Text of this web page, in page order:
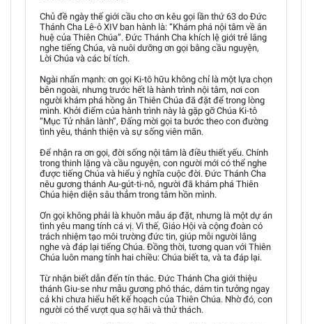
Chủ đề ngày thế giới cầu cho ơn kêu gọi lần thứ 63 do Đức
Thánh Cha Lê-ô XIV ban hành là: “Khám phá nội tâm về ân
huệ của Thiên Chúa”. Đức Thánh Cha khích lệ giới trẻ lắng
nghe tiếng Chúa, và nuôi dưỡng ơn gọi bằng cầu nguyện,
Lời Chúa và các bí tích.
Ngài nhấn mạnh: ơn gọi Ki-tô hữu không chỉ là một lựa chọn
bên ngoài, nhưng trước hết là hành trình nội tâm, nơi con
người khám phá hồng ân Thiên Chúa đã đặt để trong lòng
mình. Khởi điểm của hành trình này là gặp gỡ Chúa Ki-tô
“Mục Tử nhân lành”, Đấng mời gọi ta bước theo con đường
tình yêu, thánh thiện và sự sống viên mãn.
Để nhận ra ơn gọi, đời sống nội tâm là điều thiết yếu. Chính
trong thinh lặng và cầu nguyện, con người mới có thể nghe
được tiếng Chúa và hiểu ý nghĩa cuộc đời. Đức Thánh Cha
nêu gương thánh Au-gút-ti-nô, người đã khám phá Thiên
Chúa hiện diện sâu thẳm trong tâm hồn mình.
Ơn gọi không phải là khuôn mẫu áp đặt, nhưng là một dự án
tình yêu mang tính cá vị. Vì thế, Giáo Hội và cộng đoàn có
trách nhiệm tạo môi trường đức tin, giúp mỗi người lắng
nghe và đáp lại tiếng Chúa. Đồng thời, tương quan với Thiên
Chúa luôn mang tính hai chiều: Chúa biết ta, và ta đáp lại.
Từ nhận biết dẫn đến tín thác. Đức Thánh Cha giới thiệu
thánh Giu-se như mẫu gương phó thác, dám tin tưởng ngay
cả khi chưa hiểu hết kế hoạch của Thiên Chúa. Nhờ đó, con
người có thể vượt qua sợ hãi và thử thách.